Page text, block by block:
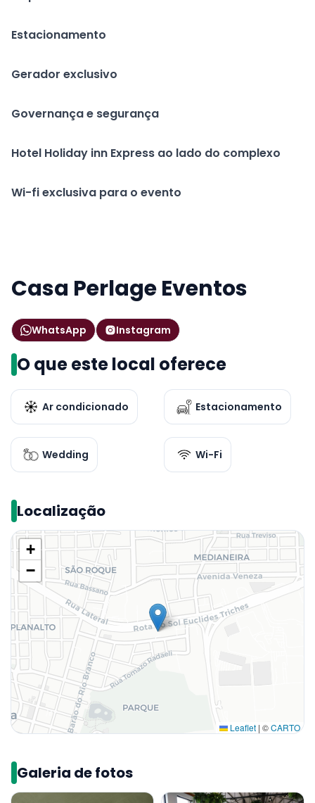
Estacionamento
Gerador exclusivo
Governança e segurança
Hotel Holiday inn Express ao lado do complexo
Wi-fi exclusiva para o evento
Casa Perlage Eventos
WhatsApp Instagram
O que este local oferece
Ar condicionado Estacionamento
Wedding Wi-Fi
Localização
+
−
Leaflet | ©CARTO
Galeria de fotos